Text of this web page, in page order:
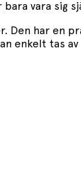
vara sig
Den har en
enkelt tas av